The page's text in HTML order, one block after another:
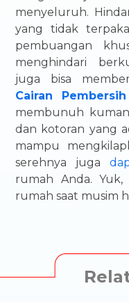
menyeluruh.
yang tidak
pembuangan
menghindari
juga bisa
Cairan
membunuh
dan kotoran yang
mampu
serehnya juga
rumah Anda.
rumah saat musim